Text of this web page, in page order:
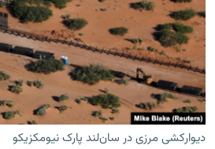
دیوارکشی مرزی در سان‌لند پارک نیومکزیکو